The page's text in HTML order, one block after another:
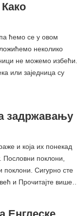
ћемо се у овом
неколико
не можемо избећи.
или заједница су
задржавању
и која их понекад
Пословни поклони,
поклони. Сигурно сте
и Прочитајте више…